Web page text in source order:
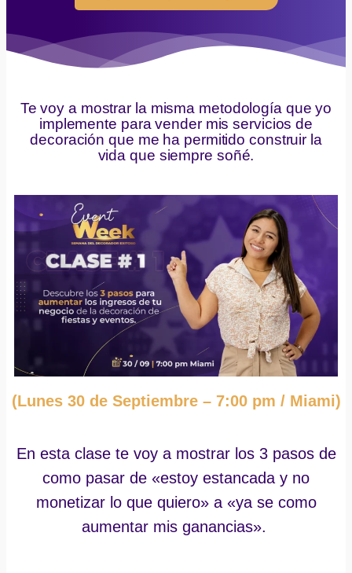
Te voy a mostrar la misma metodología que yo
implemente para vender mis servicios de
decoración que me ha permitido construir la
vida que siempre soñé.
(Lunes 30 de Septiembre – 7:00 pm / Miami)
En esta clase te voy a mostrar los 3 pasos de
como pasar de «estoy estancada y no
monetizar lo que quiero» a «ya se como
aumentar mis ganancias».